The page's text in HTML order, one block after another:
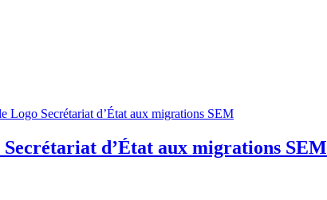
Secrétariat d’État aux migrations SEM